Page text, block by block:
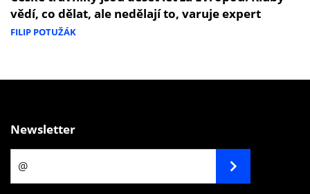
vědí, co dělat, ale nedělají to, varuje expert
FILIP POTUŽÁK
Newsletter